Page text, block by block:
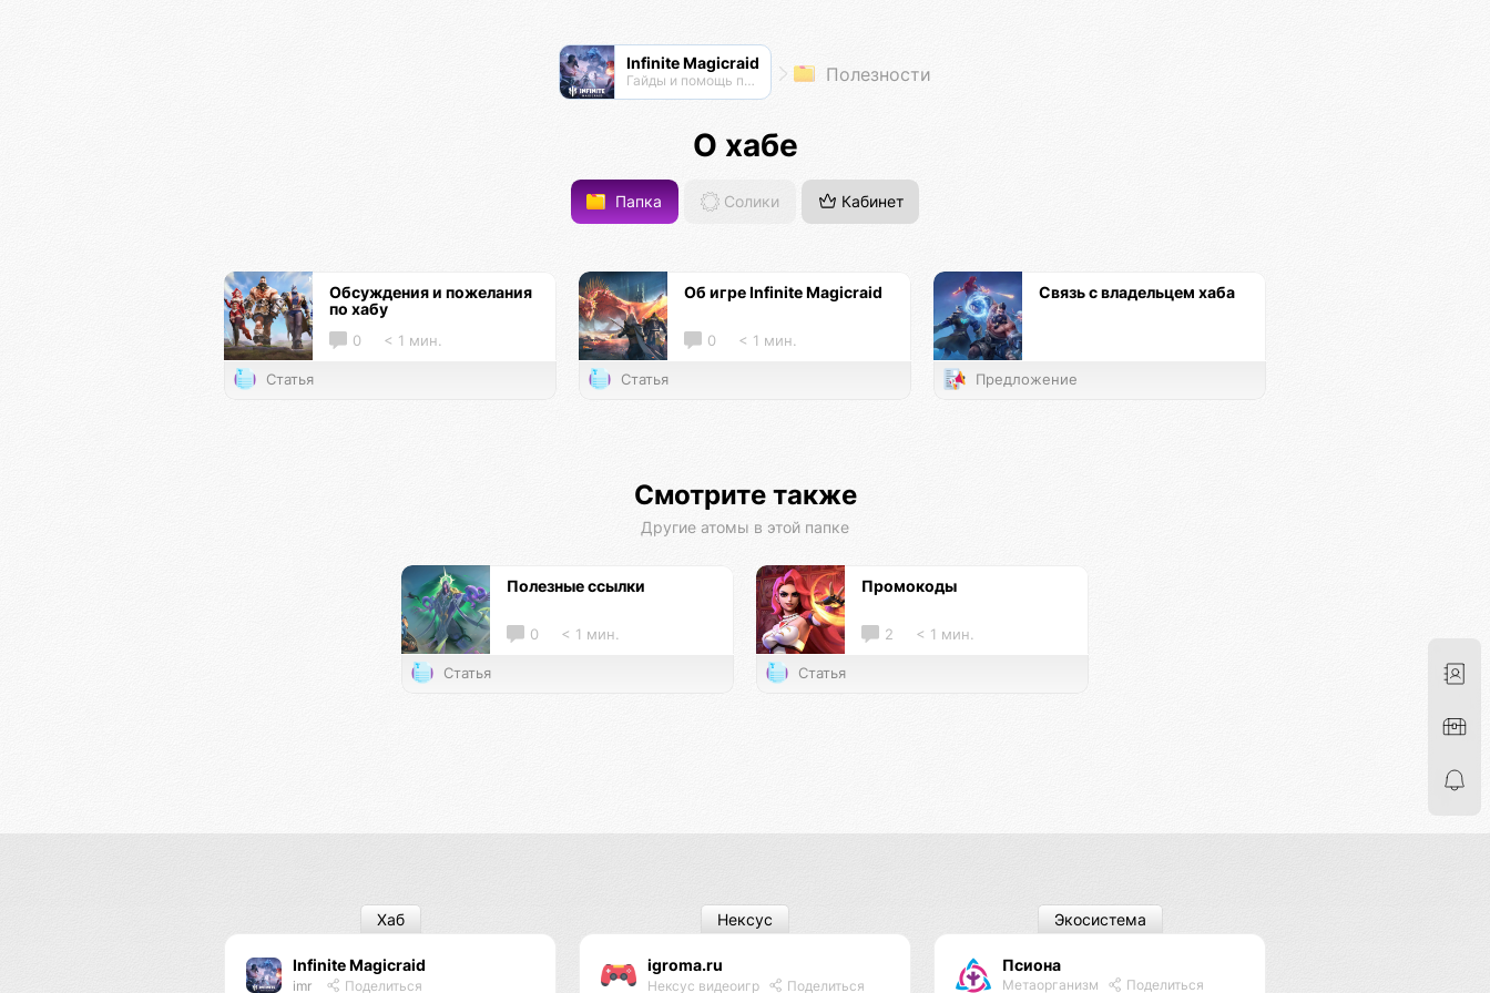
Infinite Magicraid
Гайды и помощь по игре Полезности
О хабе
Папка Солики Кабинет
Обсуждения и пожелания
по хабу
0 < 1 мин.
Статья
Об игре Infinite Magicraid
0 < 1 мин.
Статья
Связь с владельцем хаба
Предложение
Смотрите также
Другие атомы в этой папке
Полезные ссылки
0 < 1 мин.
Статья
Промокоды
2 < 1 мин.
Статья
Infinite Magicraid
imr Поделиться
Хаб
igroma.ru
Нексус видеоигр Поделиться
Нексус
Псиона
Метаорганизм Поделиться
Экосистема